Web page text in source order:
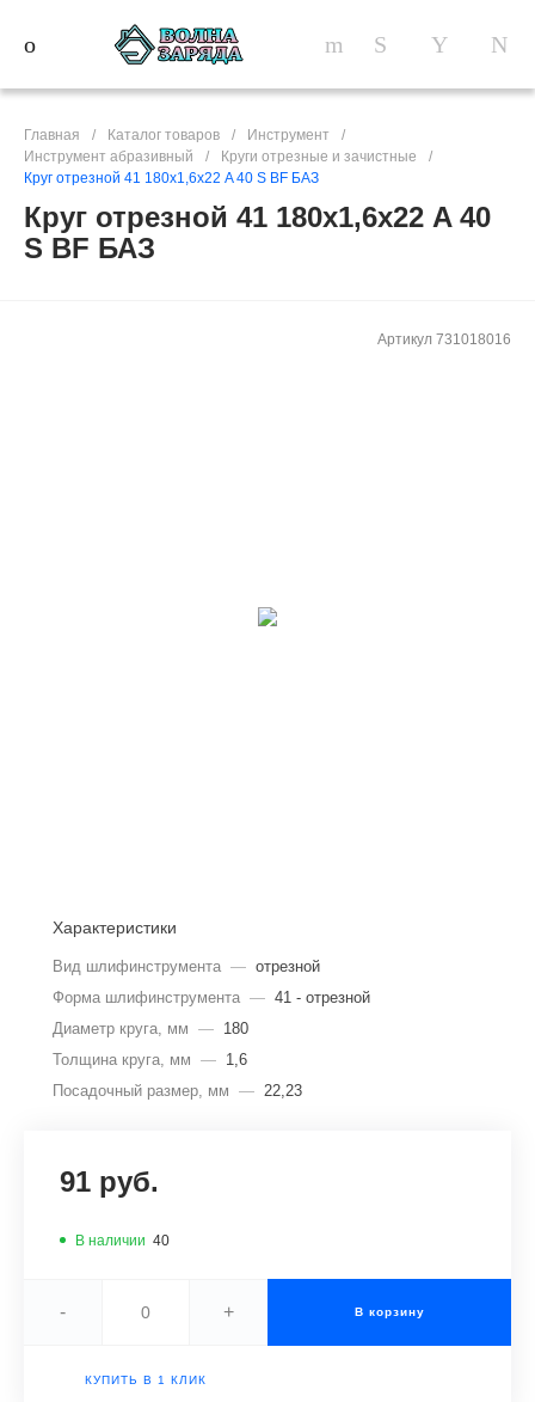
Главная / Каталог товаров / Инструмент
/
Инструмент абразивный
/ Круги отрезные и зачистные
/
Круг отрезной 41 180х1,6х22 A 40 S BF БАЗ
Круг отрезной 41 180х1,6х22 A 40
S BF БАЗ
Артикул 731018016
Характеристики
Вид шлифинструмента — отрезной
Форма шлифинструмента — 41 - отрезной
Диаметр круга, мм — 180
Толщина круга, мм — 1,6
Посадочный размер, мм — 22,23
91 руб.
В наличии 40
- + В корзину
КУПИТЬ В 1 КЛИК